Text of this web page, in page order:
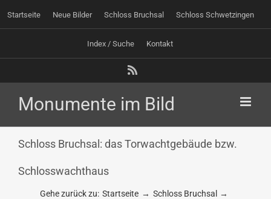
Inhalt
springen
Startseite Neue Bilder Schloss Bruchsal Schloss Schwetzingen
Index / Suche Kontakt
Schloss Bruchsal: das Torwachtgebäude bzw.
Schlosswachthaus
Gehe zurück zu: Startseite
Schloss Bruchsal